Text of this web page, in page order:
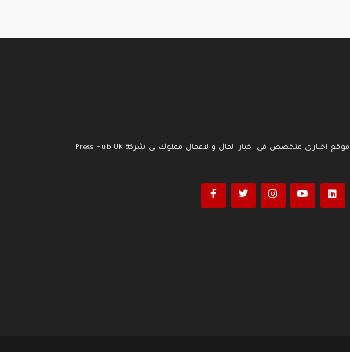
موقع اخباري متخصص في اخبار المال والاعمال مملوك لي شركة Press Hub UK